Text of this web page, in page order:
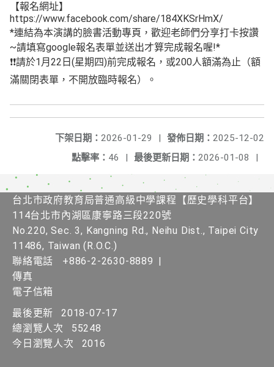
【報名網址】
https://www.facebook.com/share/184XKSrHmX/
*連結為本演講的臉書活動專頁，歡迎老師們分享打卡按讚
~請填寫google報名表單並送出才算完成報名喔!*
❗️❗️請於1月22日(星期四)前完成報名，或200人額滿為止（額
滿關閉表單，不開放臨時報名）。
發佈日期： 2025-12-02
下架日期： 2026-01-29
|
最後更新日期： 2026-01-08 |
點擊率： 46 |
台北市政府教育局普通高級中學課程【歷史學科平台】
114台北市內湖區康寧路三段220號
No.220, Sec. 3, Kangning Rd., Neihu Dist., Taipei City
11486, Taiwan (R.O.C.)
聯絡電話
+886-2-2630-8889 |
傳真
電子信箱
最後更新
2018-07-17
總瀏覽人次
55248
今日瀏覽人次
2016